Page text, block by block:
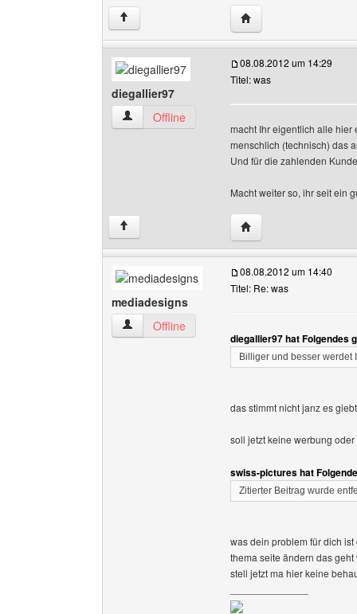
↑ Website dieses
diegallier97
diegallier97 Benutzer-Profile anzeigen
Offline
08.08.2012 um 14:29
Titel: was
macht Ihr eigentlich alle hier
menschlich (technisch) das
Und für die zahlenden
Macht weiter so, ihr seit ein
↑ Website dieses
mediadesigns
mediadesigns Benutzer-Profile anzeigen
Offline
08.08.2012 um 14:40
Titel: Re: was
diegallier97 hat Folgendes
Billiger und besser werdet
das stimmt nicht janz es
soll jetzt keine werbung
swiss-pictures hat
Zitierter Beitrag wurde
was dein problem für dich
thema seite ändern das
stell jetzt ma hier keine